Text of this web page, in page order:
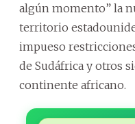
algún momento” la
territorio
impueso
de Sudáfrica y otros
continente africano.